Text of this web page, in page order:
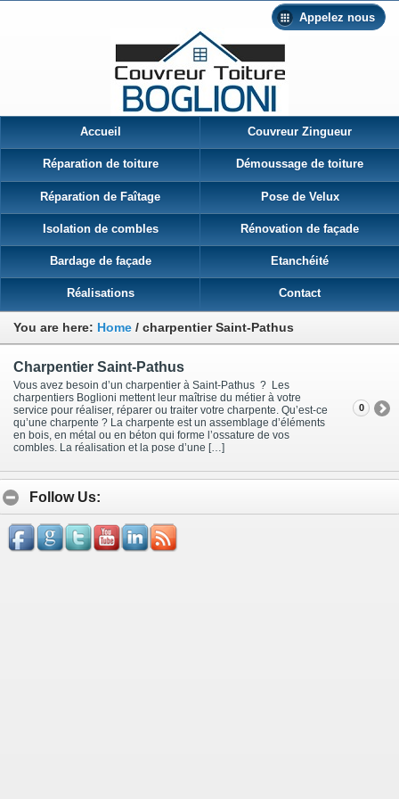
Appelez nous
Accueil Couvreur Zingueur
Réparation de toiture Démoussage de toiture
Réparation de Faîtage Pose de Velux
Isolation de combles Rénovation de façade
Bardage de façade Etanchéité
Réalisations Contact
You are here: Home / charpentier Saint-Pathus
Charpentier Saint-Pathus
Vous avez besoin d’un charpentier à Saint-Pathus ? Les
charpentiers Boglioni mettent leur maîtrise du métier à votre
service pour réaliser, réparer ou traiter votre charpente. Qu’est-ce
qu’une charpente ? La charpente est un assemblage d’éléments
en bois, en métal ou en béton qui forme l’ossature de vos
combles. La réalisation et la pose d’une […]
0
Follow Us: